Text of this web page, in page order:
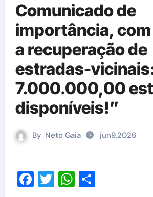
Comunicado de
importância,
a recuperação de
estradas-
7.000.000,00
disponíveis!”
By Neto Gaia jun9,2026
Facebook
TwitterWhatsApp
Share